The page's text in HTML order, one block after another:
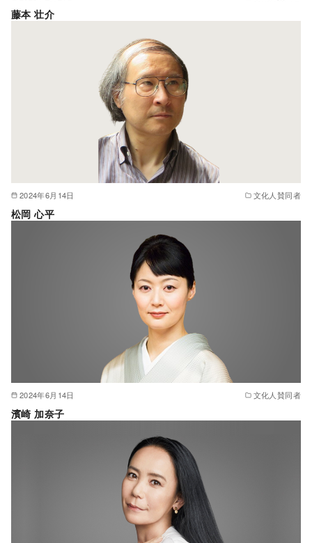
藤本 壮介
2024年6月14日 文化人賛同者
松岡 心平
2024年6月14日 文化人賛同者
濱崎 加奈子